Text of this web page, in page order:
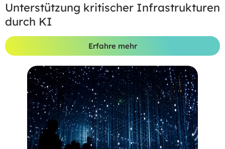
Unterstützung kritischer Infrastrukturen
durch KI
Erfahre mehr